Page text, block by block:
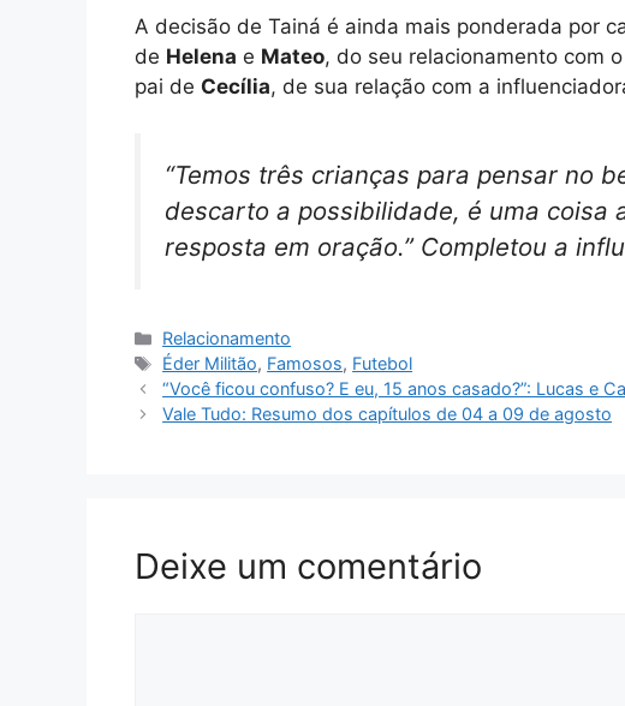
A decisão de Tainá é ainda mais ponderada por
de Helena e Mateo, do seu relacionamento com
pai de Cecília, de sua relação com a
“Temos três crianças para pensar no
descarto a possibilidade, é uma coisa
resposta em oração.” Completou a
Categorias
Relacionamento
Tags
Éder Militão, Famosos, Futebol
“Você ficou confuso? E eu, 15 anos casado?”: Lucas e
Vale Tudo: Resumo dos capítulos de 04 a 09 de agosto
Deixe um comentário